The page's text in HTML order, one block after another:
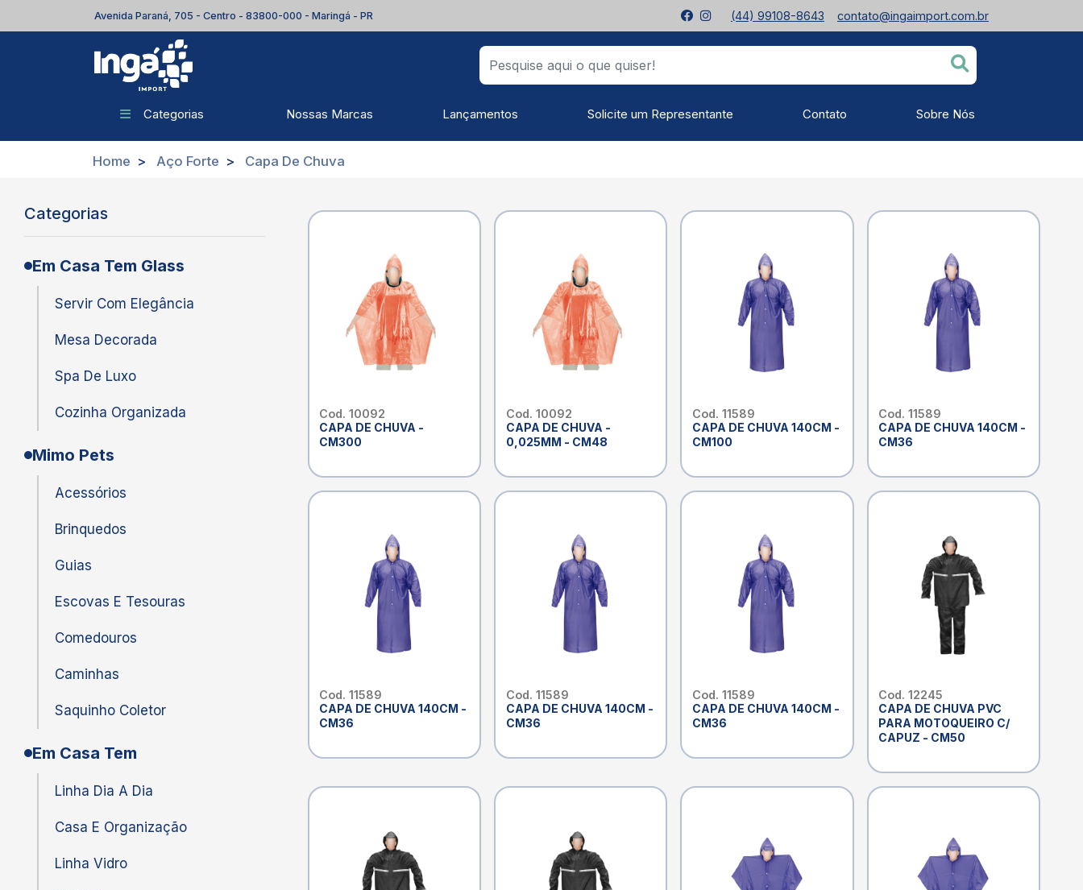
Avenida Paraná, 705 - Centro - 83800-000 - Maringá - PR (44) 99108-8643 contato@ingaimport.com.br
Categorias Nossas Marcas Lançamentos Solicite um Representante Contato Sobre Nós
Home Aço Forte Capa De Chuva
Categorias
Em Casa Tem Glass
Servir Com Elegância
Mesa Decorada
Spa De Luxo
Cozinha Organizada
Mimo Pets
Acessórios
Brinquedos
Guias
Escovas E Tesouras
Comedouros
Caminhas
Saquinho Coletor
Em Casa Tem
Linha Dia A Dia
Casa E Organização
Linha Vidro
Cod. 10092
CAPA DE CHUVA -
CM300
Cod. 10092
CAPA DE CHUVA -
0,025MM - CM48
Cod. 11589
CAPA DE CHUVA 140CM -
CM100
Cod. 11589
CAPA DE CHUVA 140CM -
CM36
Cod. 11589
CAPA DE CHUVA 140CM -
CM36
Cod. 11589
CAPA DE CHUVA 140CM -
CM36
Cod. 11589
CAPA DE CHUVA 140CM -
CM36
Cod. 12245
CAPA DE CHUVA PVC
PARA MOTOQUEIRO C/
CAPUZ - CM50